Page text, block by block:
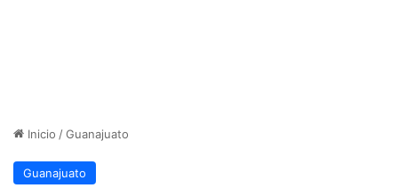
Inicio /Guanajuato
Guanajuato